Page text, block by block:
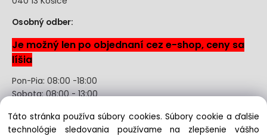
Osobný odber:
Je možný len po objednaní cez e-shop, ceny sa
líšia
Pon-Pia: 08:00 -18:00
Sobota: 08:00 - 13:00
Odstúpenie od kúpnej zmluvy uzavretej na diaľku bez
Táto stránka používa súbory cookies. Súbory cookie a ďalšie
technológie sledovania používame na zlepšenie vášho